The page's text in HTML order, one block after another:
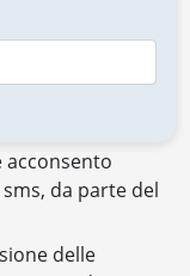
acconsento
da parte del
delle